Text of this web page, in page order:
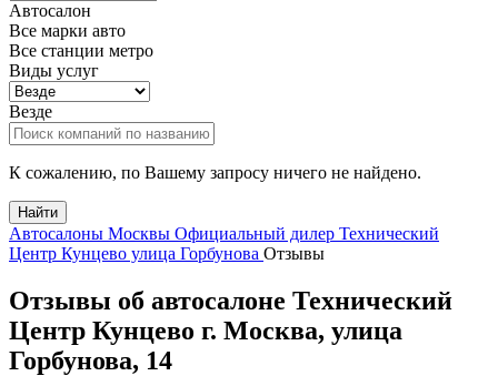
Автосалон
Все марки авто
Все станции метро
Виды услуг
Везде
К сожалению, по Вашему запросу ничего не найдено.
Найти
Автосалоны Москвы Официальный дилер Технический
Центр Кунцево улица Горбунова Отзывы
Отзывы об автосалоне Технический
Центр Кунцево г. Москва, улица
Горбунова, 14